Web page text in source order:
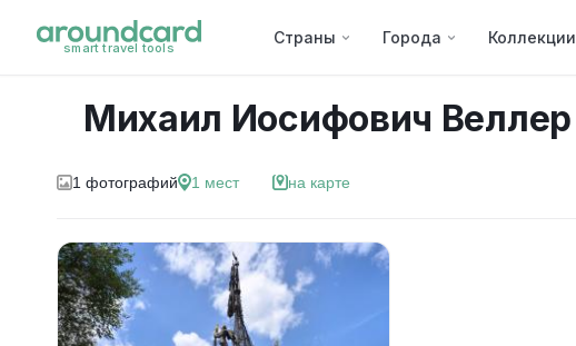
smart travel tools
Страны Города Коллекции
Михаил Иосифович Веллер
1 фотографий 1 мест на карте